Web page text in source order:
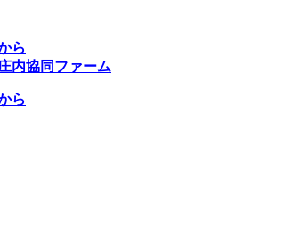
ら
内協同ファーム
ら